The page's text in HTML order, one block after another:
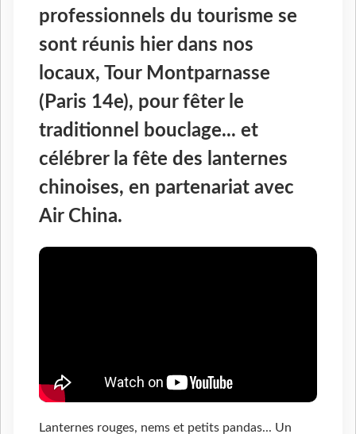
professionnels du tourisme se
sont réunis hier dans nos
locaux, Tour Montparnasse
(Paris 14e), pour fêter le
traditionnel bouclage... et
célébrer la fête des lanternes
chinoises, en partenariat avec
Air China.
Lanternes rouges, nems et petits pandas... Un